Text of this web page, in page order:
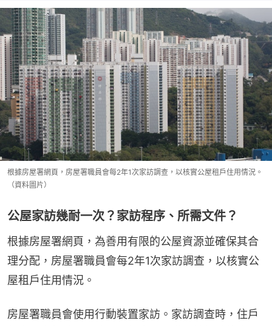
根據房屋署網頁，房屋署職員會每2年1次家訪調查，以核實公屋租戶住用情況。
（資料圖片）
公屋家訪幾耐一次？家訪程序、所需文件？
根據房屋署網頁，為善用有限的公屋資源並確保其合
理分配，房屋署職員會每2年1次家訪調查，以核實公
屋租戶住用情況。
房屋署職員會使用行動裝置家訪。家訪調查時，住戶